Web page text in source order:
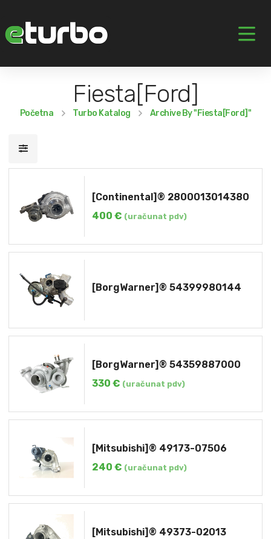
Fiesta[Ford]
Početna Turbo Katalog Archive By "Fiesta[Ford]"
[Continental]® 2800013014380
400 € (uračunat pdv)
[BorgWarner]® 54399980144
[BorgWarner]® 54359887000
330 € (uračunat pdv)
[Mitsubishi]® 49173-07506
240 € (uračunat pdv)
[Mitsubishi]® 49373-02013